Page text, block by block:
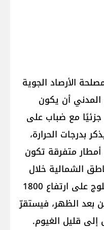
الأرصاد الجوية
المدني أن يكون
مع ضباب على
بدرجات الحرارة،
متفرقة تكون
الشمالية خلال
الفترة الصباحية، تتساقط الثلوج على ارتفاع 1800
بعد الظهر، فيستقرّ
قليل الغيوم.